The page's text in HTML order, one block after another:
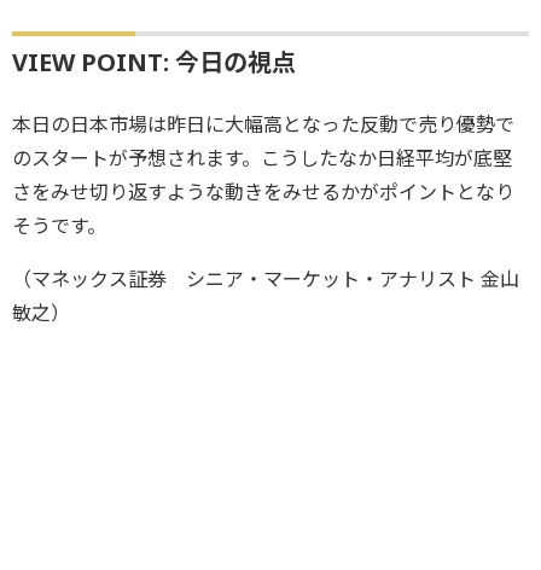
VIEW POINT: 今日の視点
本日の日本市場は昨日に大幅高となった反動で売り優勢で
のスタートが予想されます。こうしたなか日経平均が底堅
さをみせ切り返すような動きをみせるかがポイントとなり
そうです。
（マネックス証券 シニア・マーケット・アナリスト 金山
敏之）